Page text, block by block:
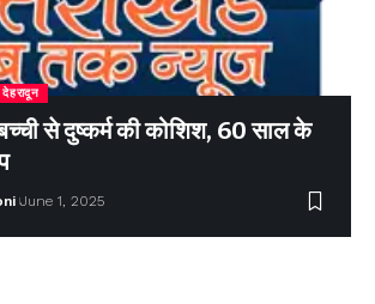
देहरादून
से दुष्कर्म की कोशिश, 60 साल के
June 1, 2025